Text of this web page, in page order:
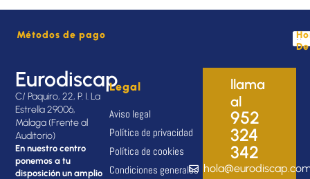
Métodos de pago
Eurodiscap
C/ Paquiro, 22, P. I. La
Estrella 29006,
Málaga (Frente al
Auditorio)
En nuestro centro
ponemos a tu
disposición un amplio
Legal
Aviso legal
Política de privacidad
Política de cookies
Condiciones generales
llama
al
952
324
342